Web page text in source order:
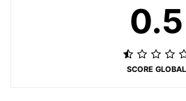
0.5
SCORE GLOBAL